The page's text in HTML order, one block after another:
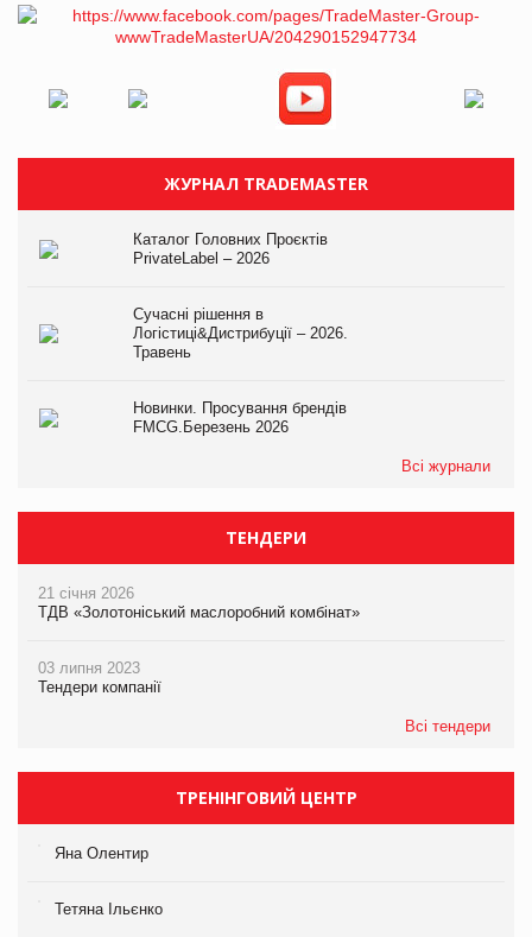
ЖУРНАЛ TRADEMASTER
Каталог Головних Проєктів
PrivateLabel – 2026
Сучасні рішення в
Логістиці&Дистрибуції – 2026.
Травень
Новинки. Просування брендів
FMCG.Березень 2026
Всі журнали
ТЕНДЕРИ
21 січня 2026
ТДВ «Золотоніський маслоробний комбінат»
03 липня 2023
Тендери компанії
Всі тендери
ТРЕНІНГОВИЙ ЦЕНТР
Яна Олентир
Тетяна Ільєнко